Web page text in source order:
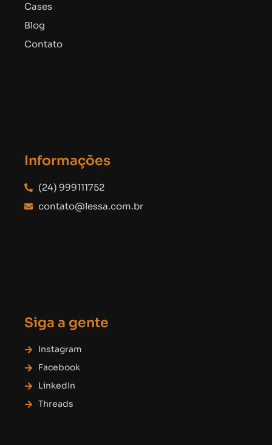
Cases
Blog
Contato
Informações
(24) 999111752
contato@lessa.com.br
Siga a gente
Instagram
Facebook
LinkedIn
Threads